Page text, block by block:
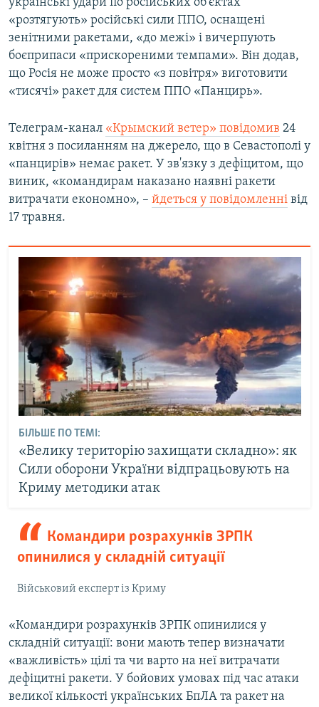
«розтягують» російські сили ППО, оснащені
зенітними ракетами, «до межі» і вичерпують
боєприпаси «прискореними темпами». Він додав,
що Росія не може просто «з повітря» виготовити
«тисячі» ракет для систем ППО «Панцирь».
Телеграм-канал «Крымский ветер» повідомив 24
квітня з посиланням на джерело, що в Севастополі у
«панцирів» немає ракет. У зв'язку з дефіцитом, що
виник, «командирам наказано наявні ракети
витрачати економно», – йдеться у повідомленні від
17 травня.
БІЛЬШЕ ПО ТЕМІ:
«Велику територію захищати складно»: як
Сили оборони України відпрацьовують на
Криму методики атак
Командири розрахунків ЗРПК
опинилися у складній ситуації
Військовий експерт із Криму
«Командири розрахунків ЗРПК опинилися у
складній ситуації: вони мають тепер визначати
«важливість» цілі та чи варто на неї витрачати
дефіцитні ракети. У бойових умовах під час атаки
великої кількості українських БпЛА та ракет на